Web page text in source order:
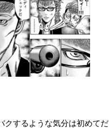
クするような気分は初めてだ